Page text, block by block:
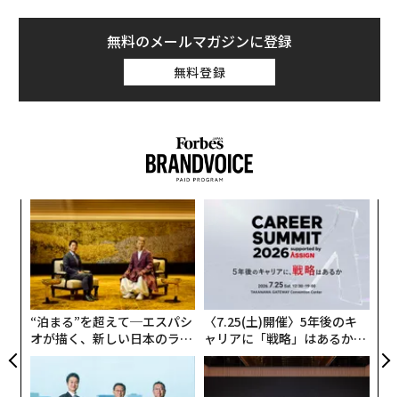
無料のメールマガジンに登録
無料登録
“泊まる”を超えて─エスパシ
オが描く、新しい日本のラグ
ジュアリー（中編）
〈7.25(土)開催〉5年後のキ
ャリアに「戦略」はあるか。
トップエグゼクティブのキャ
リアに触れる1日│CAREER S